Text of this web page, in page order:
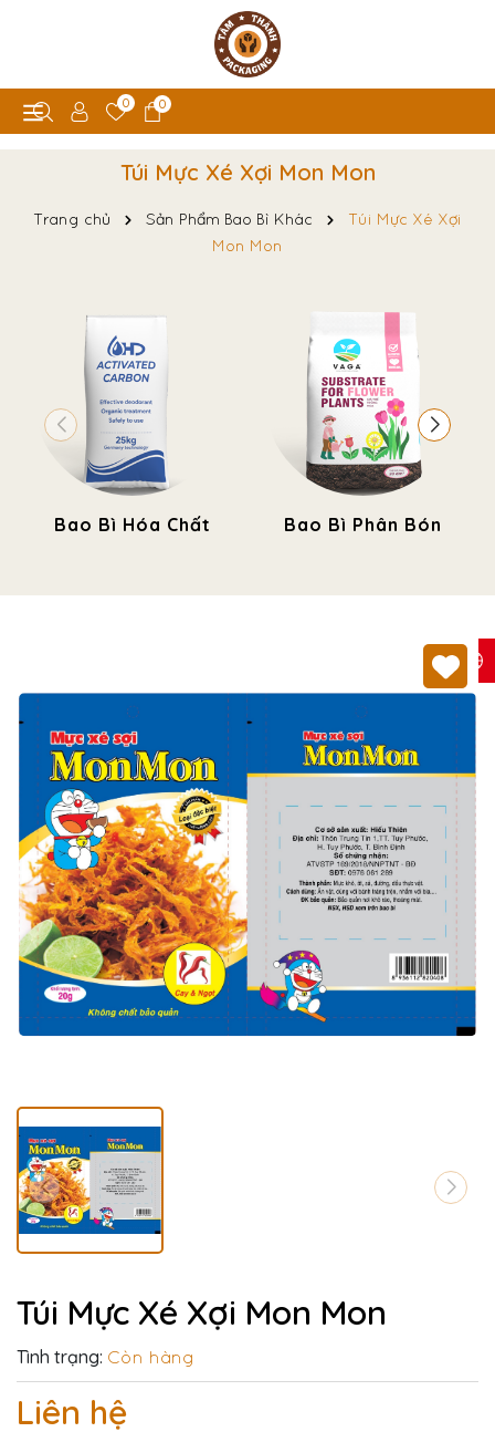
0 0
Túi Mực Xé Xợi Mon Mon
Trang chủ Sản Phẩm Bao Bì Khác
Túi Mực Xé Xợi
Mon Mon
Bao Bì Hóa Chất Bao Bì Phân Bón
Túi Mực Xé Xợi Mon Mon
Tình trạng: Còn hàng
Liên hệ